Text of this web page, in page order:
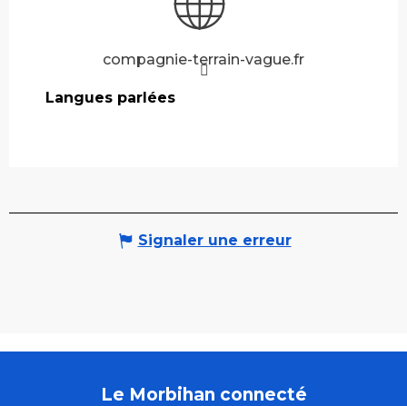
compagnie-terrain-vague.fr
Langues parlées
Langues parlées
Signaler une erreur
Le Morbihan connecté